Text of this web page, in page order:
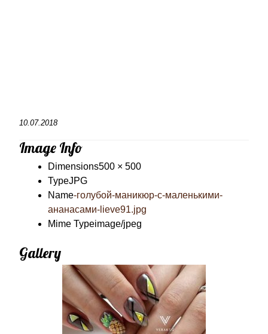
10.07.2018
Image Info
Dimensions500 × 500
TypeJPG
Name-голубой-маникюр-с-маленькими-
ананасами-lieve91.jpg
Mime Typeimage/jpeg
Gallery